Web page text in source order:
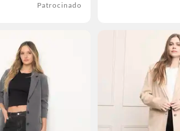
Patrocinado